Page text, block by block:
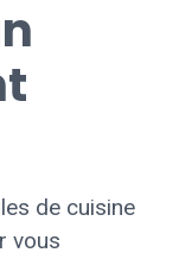
de cuisine
vous